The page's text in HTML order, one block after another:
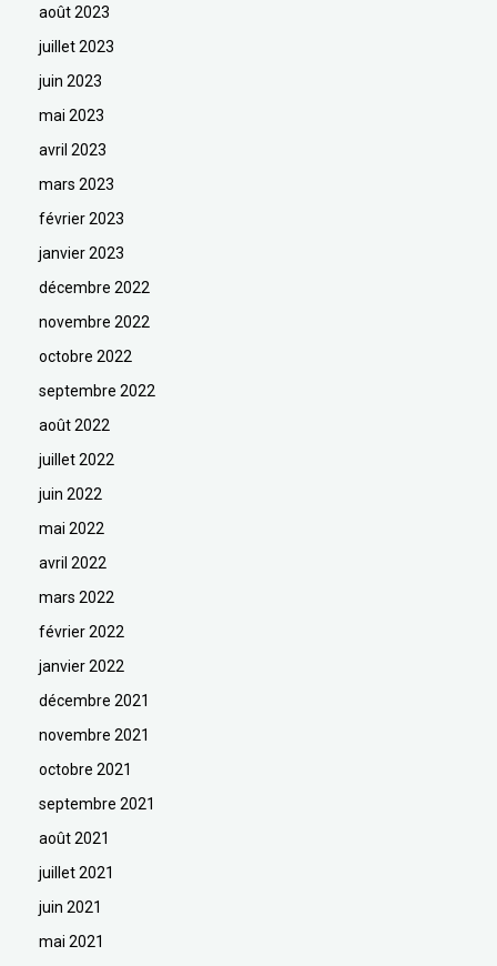
août 2023
juillet 2023
juin 2023
mai 2023
avril 2023
mars 2023
février 2023
janvier 2023
décembre 2022
novembre 2022
octobre 2022
septembre 2022
août 2022
juillet 2022
juin 2022
mai 2022
avril 2022
mars 2022
février 2022
janvier 2022
décembre 2021
novembre 2021
octobre 2021
septembre 2021
août 2021
juillet 2021
juin 2021
mai 2021